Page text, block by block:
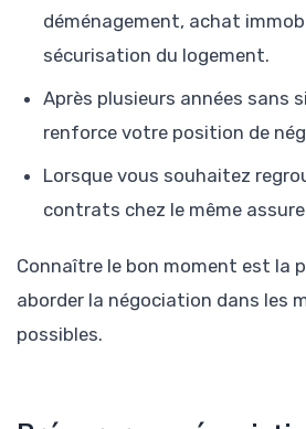
déménagement, achat
sécurisation du logement.
Après plusieurs années sans
renforce votre position de
Lorsque vous souhaitez
contrats chez le même
Connaître le bon moment est la
aborder la négociation dans les
possibles.